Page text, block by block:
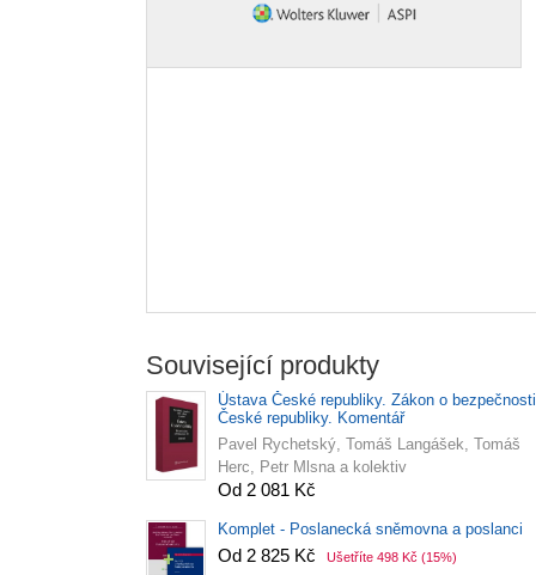
Související produkty
Ústava České republiky. Zákon o bezpečnosti
České republiky. Komentář
Pavel Rychetský, Tomáš Langášek, Tomáš
Herc, Petr Mlsna a kolektiv
Od 2 081 Kč
Komplet - Poslanecká sněmovna a poslanci
Od 2 825 Kč Ušetříte 498 Kč (15%)